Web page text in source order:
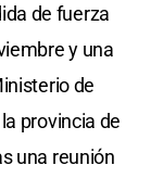
de fuerza
y una
de
provincia de
una reunión